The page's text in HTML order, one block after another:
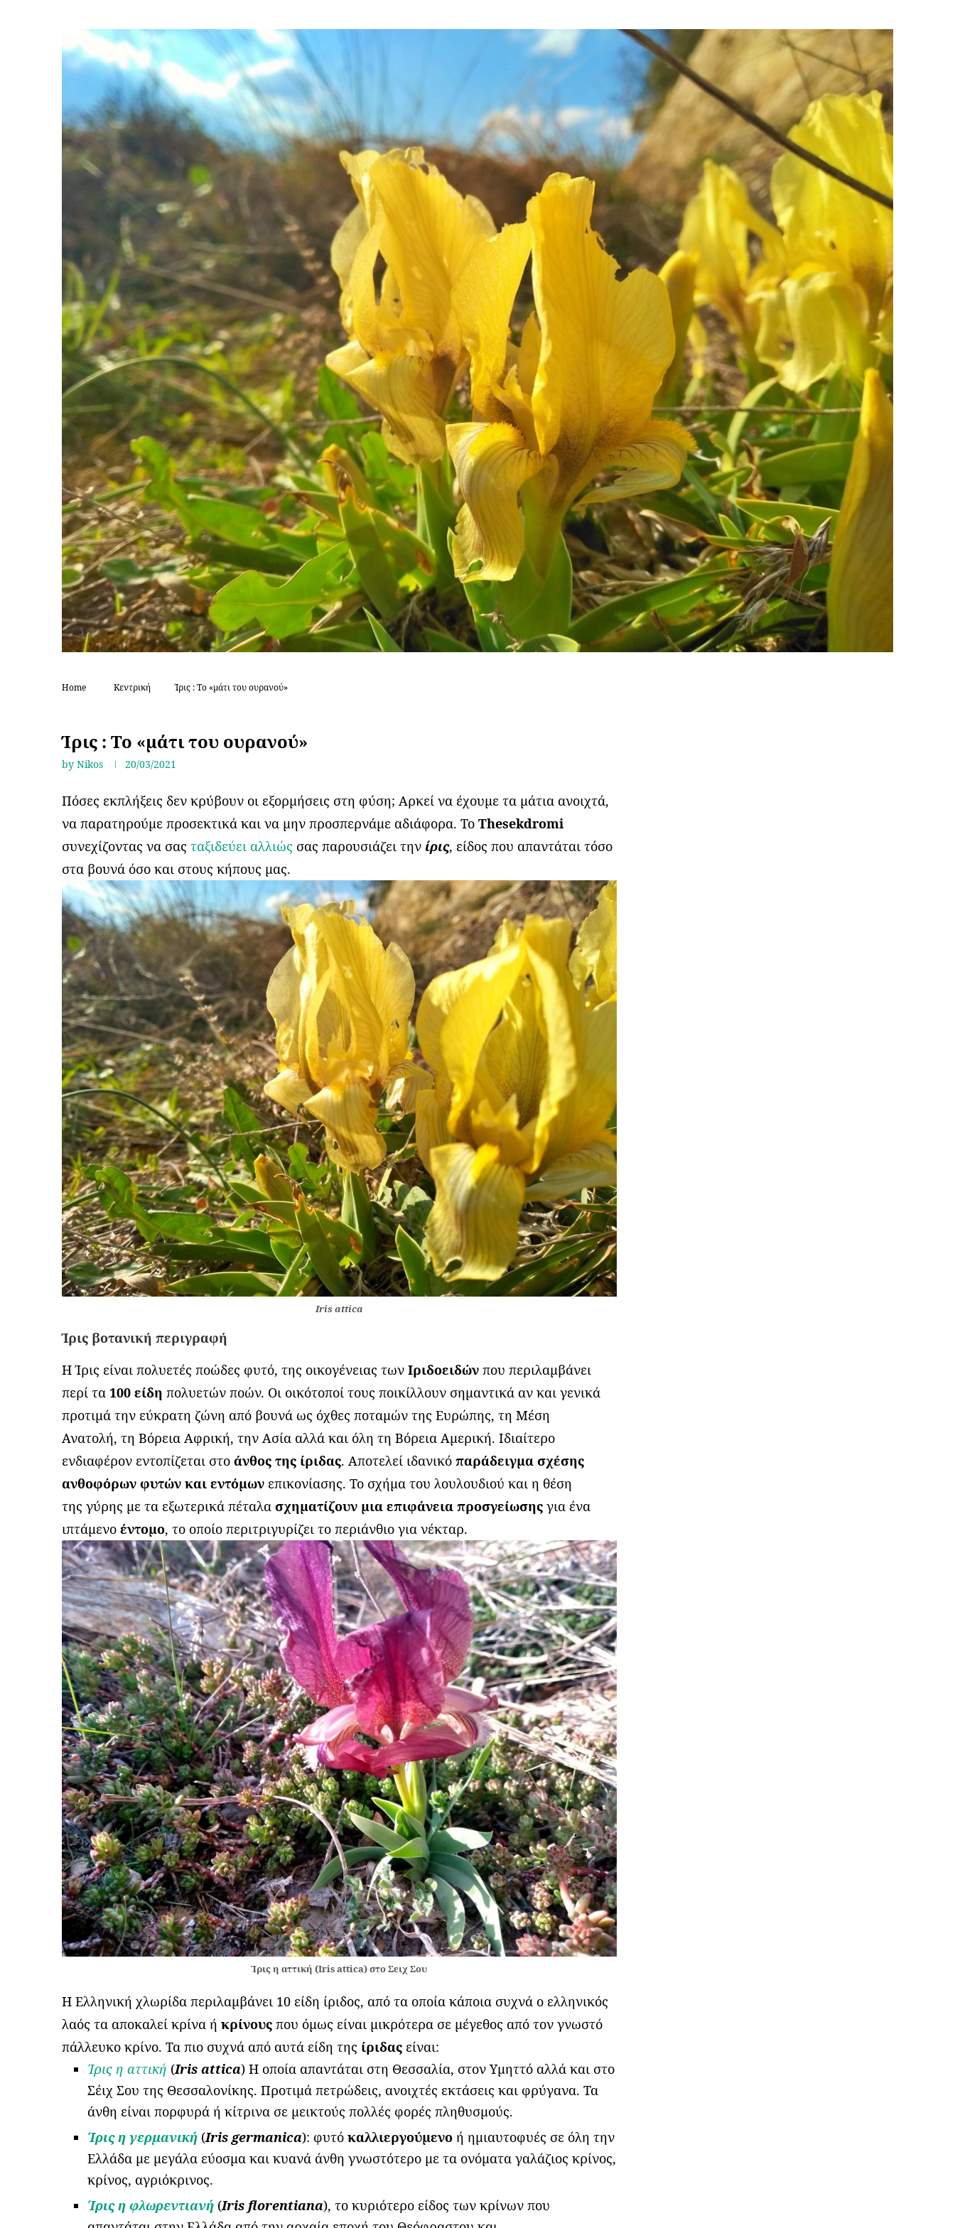
Home Κεντρική Ίρις : Το «μάτι του ουρανού»
Ίρις : Το «μάτι του ουρανού»
by Nikos 20/03/2021
Πόσες εκπλήξεις δεν κρύβουν οι εξορμήσεις στη φύση; Αρκεί να έχουμε τα μάτια ανοιχτά,
να παρατηρούμε προσεκτικά και να μην προσπερνάμε αδιάφορα. Το Τhesekdromi
συνεχίζοντας να σας ταξιδεύει αλλιώς σας παρουσιάζει την ίρις, είδος που απαντάται τόσο
στα βουνά όσο και στους κήπους μας.
Iris attica
Ίρις βοτανική περιγραφή
Η Ίρις είναι πολυετές ποώδες φυτό, της οικογένειας των Ιριδοειδών που περιλαμβάνει
περί τα 100 είδη πολυετών ποών. Οι οικότοποί τους ποικίλλουν σημαντικά αν και γενικά
προτιμά την εύκρατη ζώνη από βουνά ως όχθες ποταμών της Ευρώπης, τη Μέση
Ανατολή, τη Βόρεια Αφρική, την Ασία αλλά και όλη τη Βόρεια Αμερική. Ιδιαίτερο
ενδιαφέρον εντοπίζεται στο άνθος της ίριδας. Αποτελεί ιδανικό παράδειγμα σχέσης
ανθοφόρων φυτών και εντόμων επικονίασης. Το σχήμα του λουλουδιού και η θέση
της γύρης με τα εξωτερικά πέταλα σχηματίζουν μια επιφάνεια προσγείωσης για ένα
ιπτάμενο έντομο, το οποίο περιτριγυρίζει το περιάνθιο για νέκταρ.
Ίρις η αττική (Iris attica) στο Σειχ Σου
Η Ελληνική χλωρίδα περιλαμβάνει 10 είδη ίριδος, από τα οποία κάποια συχνά ο ελληνικός
λαός τα αποκαλεί κρίνα ή κρίνους που όμως είναι μικρότερα σε μέγεθος από τον γνωστό
πάλλευκο κρίνο. Τα πιο συχνά από αυτά είδη της ίριδας είναι:
Ίρις η αττική (Iris attica) Η οποία απαντάται στη Θεσσαλία, στον Υμηττό αλλά και στο
Σέιχ Σου της Θεσσαλονίκης. Προτιμά πετρώδεις, ανοιχτές εκτάσεις και φρύγανα. Τα
άνθη είναι πορφυρά ή κίτρινα σε μεικτούς πολλές φορές πληθυσμούς.
Ίρις η γερμανική (Iris germanica): φυτό καλλιεργούμενο ή ημιαυτοφυές σε όλη την
Ελλάδα με μεγάλα εύοσμα και κυανά άνθη γνωστότερο με τα ονόματα γαλάζιος κρίνος,
κρίνος, αγριόκρινος.
Ίρις η φλωρεντιανή (Iris florentiana), το κυριότερο είδος των κρίνων που